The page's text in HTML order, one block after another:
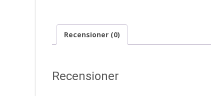
Recensioner (0)
Recensioner